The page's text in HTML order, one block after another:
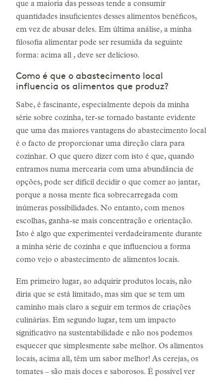
que a maioria das pessoas tende a consumir
quantidades insuficientes desses alimentos benéficos,
em vez de abusar deles. Em última análise, a minha
filosofia alimentar pode ser resumida da seguinte
forma: acima all , deve ser delicioso.
Como é que o abastecimento local
influencia os alimentos que produz?
Sabe, é fascinante, especialmente depois da minha
série sobre cozinha, ter-se tornado bastante evidente
que uma das maiores vantagens do abastecimento local
é o facto de proporcionar uma direção clara para
cozinhar. O que quero dizer com isto é que, quando
entramos numa mercearia com uma abundância de
opções, pode ser difícil decidir o que comer ao jantar,
porque a nossa mente fica sobrecarregada com
inúmeras possibilidades. No entanto, com menos
escolhas, ganha-se mais concentração e orientação.
Isto é algo que experimentei verdadeiramente durante
a minha série de cozinha e que influenciou a forma
como vejo o abastecimento de alimentos locais.
Em primeiro lugar, ao adquirir produtos locais, não
diria que se está limitado, mas sim que se tem um
caminho mais claro a seguir em termos de criações
culinárias. Em segundo lugar, tem um impacto
significativo na sustentabilidade e não nos podemos
esquecer que simplesmente sabe melhor. Os alimentos
locais, acima all, têm um sabor melhor! As cerejas, os
tomates – são mais doces e saborosos. É possível ver